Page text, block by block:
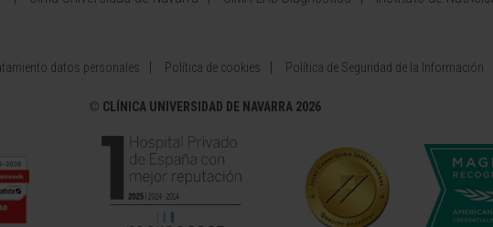
datos personales Política de cookies Política de Seguridad de la Información
© CLÍNICA UNIVERSIDAD DE NAVARRA 2026